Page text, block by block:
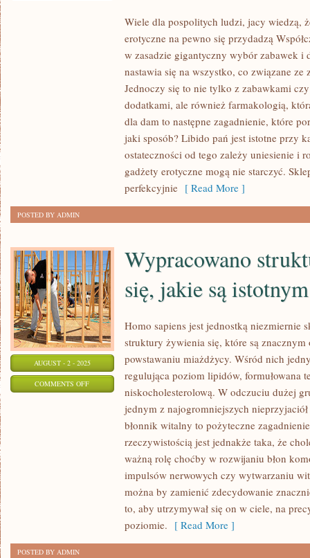
PRZENIGDY
NIERZADKO
PRZYTRAFIAJĄ
ODBIJAJĄ
WYTRWAŁE
PIĘTNO
NA
ICH
PRZYSZŁOŚCI
Wiele dla pospolitych ludzi, jacy wiedzą,
erotyczne na pewno się przydadzą
w zasadzie gigantyczny wybór zabawek i
nastawia się na wszystko, co związane
Jednoczy się to nie tylko z zabawkami
dodatkami, ale również farmakologią,
dla dam to następne zagadnienie, które
jaki sposób? Libido pań jest istotne przy
ostateczności od tego zależy uniesienie i
gadżety erotyczne mogą nie starczyć.
perfekcyjnie [ Read More ]
POSTED BY ADMIN
AUGUST - 2 - 2025
COMMENTS OFFON
STRUKTURY
Wypracowano
się, jakie są
Homo sapiens jest jednostką niezmiernie
struktury żywienia się, które są znacznym
powstawaniu miażdżycy. Wśród nich
regulująca poziom lipidów, formułowana
niskocholesterolową. W odczuciu dużej
jednym z najogromniejszych
błonnik witalny to pożyteczne
rzeczywistością jest jednakże taka, że
ważną rolę choćby w rozwijaniu błon
impulsów nerwowych czy wytwarzaniu
można by zamienić zdecydowanie
to, aby utrzymywał się on w ciele, na
poziomie. [ Read More ]
POSTED BY ADMIN